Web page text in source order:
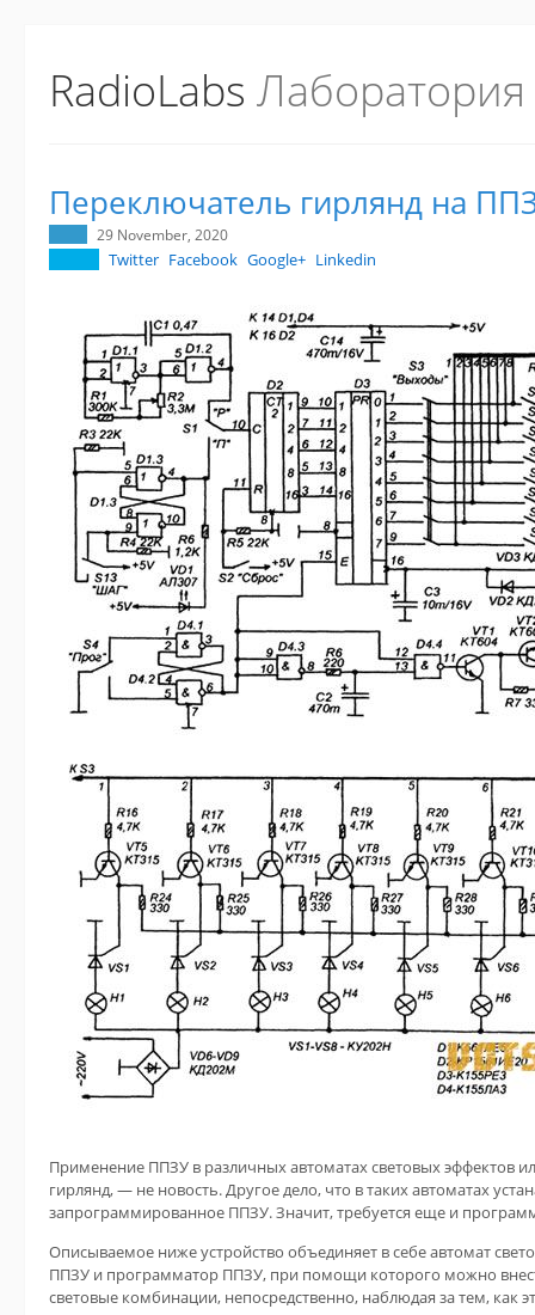
RadioLabs
Переключатель гирлянд на
29 November, 2020
Twitter Facebook Google+ Linkedin
Применение ППЗУ в различных автоматах световых эффектов
гирлянд, — не новость. Другое дело, что в таких автоматах
запрограммированное ППЗУ. Значит, требуется еще и
Описываемое ниже устройство объединяет в себе автомат
ППЗУ и программатор ППЗУ, при помощи которого можно
световые комбинации, непосредственно, наблюдая за тем, как